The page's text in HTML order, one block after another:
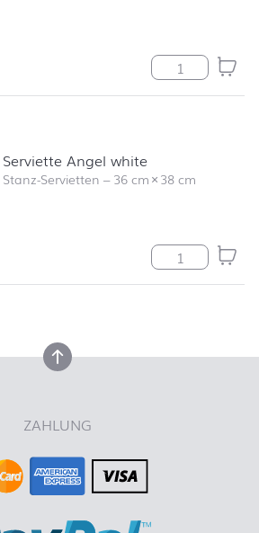
Serviette Uni
Serviette Angel white
Stanz-Servietten –36 cm×38 cm
Serviette
nach oben
ZAHLUNG